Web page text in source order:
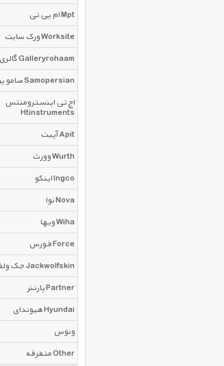
ام پی تی Mpt
ورک سایت Worksite
گالری روهام Galleryrohaam
صامو پرشین Samopersian
اچ تی اینسترومنتس
Htinstruments
آپیت Apit
وورث Wurth
اینکو Ingco
نوا Nova
ویها Wiha
فورس Force
جک ولف اسکین Jackwolfskin
پارتنر Partner
هیوندای Hyundai
ونوس
متفرقه Other